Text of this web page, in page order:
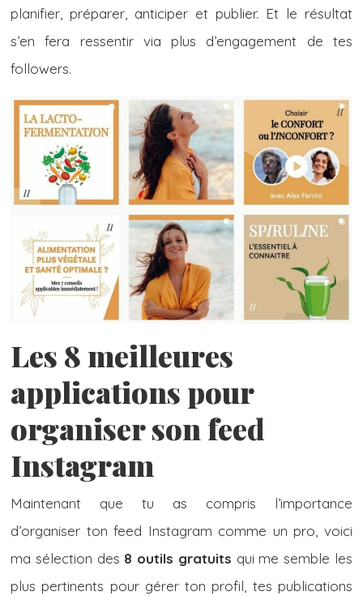
planifier, préparer, anticiper et publier. Et le résultat
s’en fera ressentir via plus d’engagement de tes
followers.
Les 8 meilleures
applications pour
organiser son feed
Instagram
Maintenant que tu as compris l’importance
d’organiser ton feed Instagram comme un pro, voici
ma sélection des 8 outils gratuits qui me semble les
plus pertinents pour gérer ton profil, tes publications